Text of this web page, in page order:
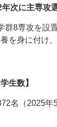
年次に主専攻
群8専攻を設
を身に付け
学生数】
名（2025年